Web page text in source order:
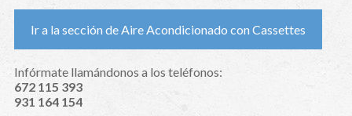
Ir a la sección de Aire Acondicionado con Cassettes
Infórmate llamándonos a los teléfonos:
672 115 393
931 164 154